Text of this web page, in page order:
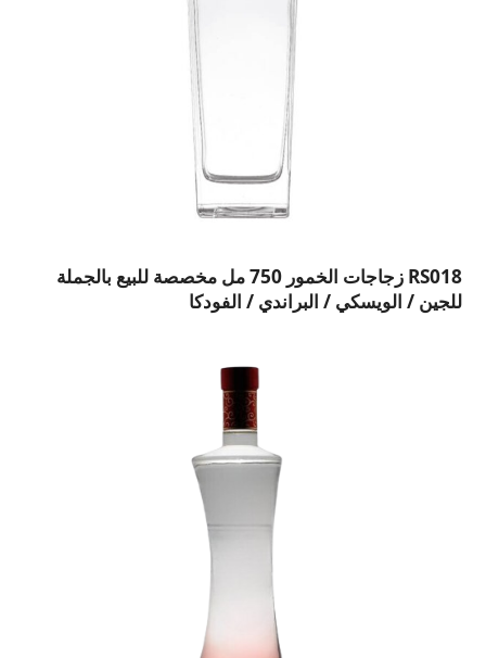
RS018 زجاجات الخمور 750 مل مخصصة للبيع بالجملة
للجين / الويسكي / البراندي / الفودكا